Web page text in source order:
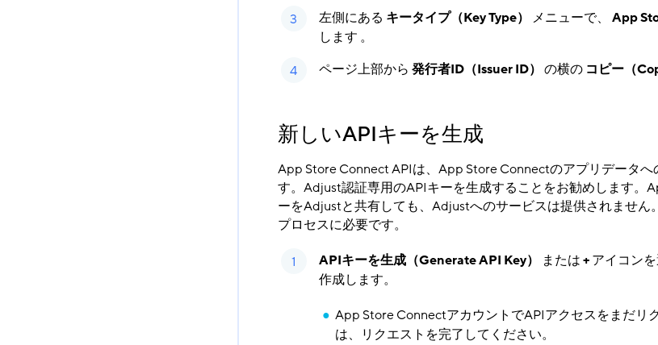
左側にある キータイプ（Key Type） ​ メニューで、 App
します 。
ページ上部から 発行者ID（Issuer ID） ​ の横の コピー（
新しいAPIキーを生成
App Store Connect APIは、App Store Connectのアプリデータへ
す。Adjust認証専用のAPIキーを生成することをお勧めします。
ーをAdjustと共有しても、Adjustへのサービスは提供されません
プロセスに必要です。
APIキーを生成（Generate API Key）
​ または+ アイコン
作成します。
App Store ConnectアカウントでAPIアクセスをまだリ
は、リクエストを完了してください。